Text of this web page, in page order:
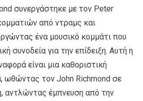
συνεργάστηκε με τον Peter
από ντραμς και
ένα μουσικό κομμάτι που
συνοδεία για την επίδειξη. Αυτή η
είναι μια καθοριστική
ωθώντας τον John Richmond σε
αντλώντας έμπνευση από την